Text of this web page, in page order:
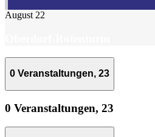
August 22
0 Veranstaltungen, 23
0 Veranstaltungen, 23